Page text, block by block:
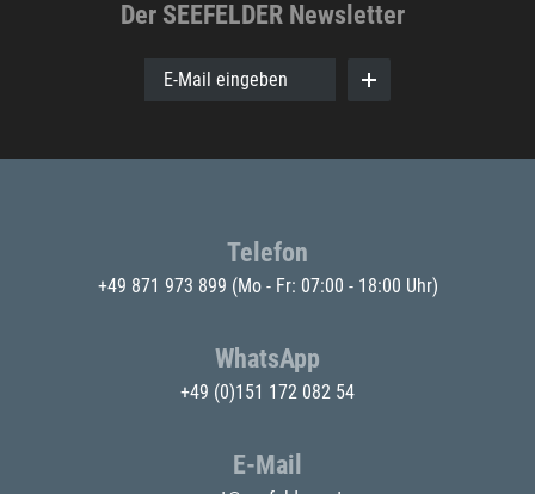
Der SEEFELDER Newsletter
E-Mail eingeben
Telefon
+49 871 973 899 (Mo - Fr: 07:00 - 18:00 Uhr)
WhatsApp
+49 (0)151 172 082 54
E-Mail